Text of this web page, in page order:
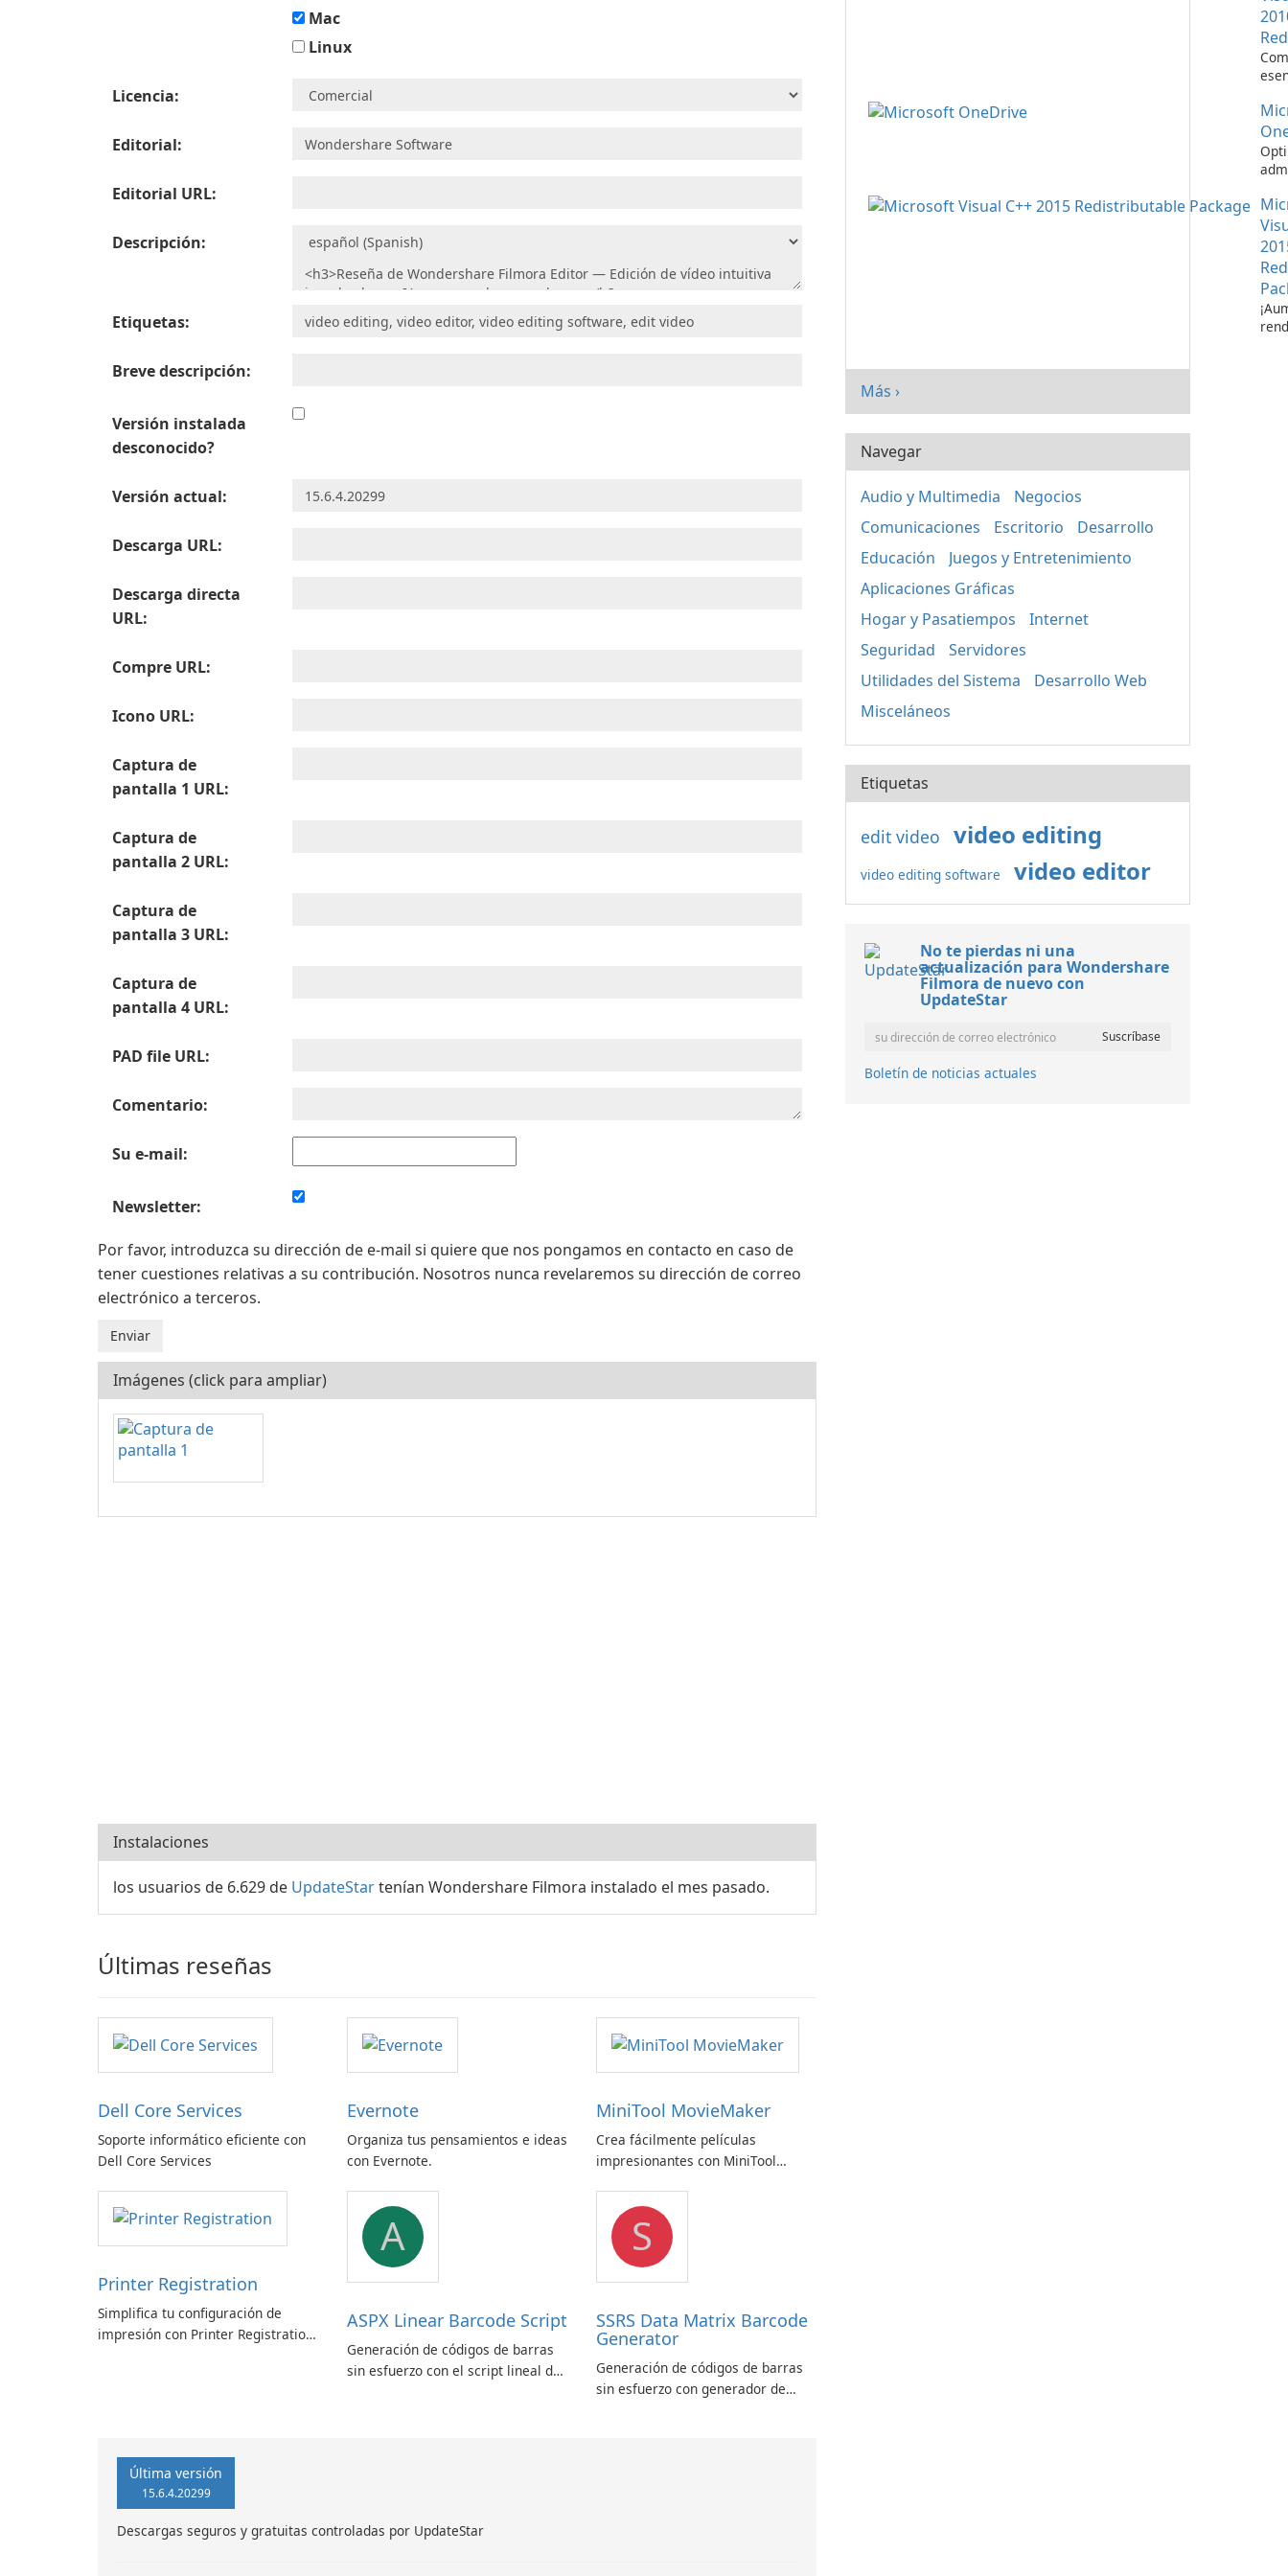
Mac
Linux
Licencia:
Editorial:
Editorial URL:
Descripción:
Etiquetas:
Breve descripción:
Versión instalada
desconocido?
Versión actual:
Descarga URL:
Descarga directa
URL:
Compre URL:
Icono URL:
Captura de
pantalla 1 URL:
Captura de
pantalla 2 URL:
Captura de
pantalla 3 URL:
Captura de
pantalla 4 URL:
PAD file URL:
Comentario:
Su e-mail:
Newsletter:
Por favor, introduzca su dirección de e-mail si quiere que nos pongamos en contacto en caso de
tener cuestiones relativas a su contribución. Nosotros nunca revelaremos su dirección de correo
electrónico a terceros.
Imágenes (click para ampliar)
Instalaciones
los usuarios de 6.629 de UpdateStartenían Wondershare Filmora instalado el mes pasado.
Últimas reseñas
Dell Core Services
Soporte informático eficiente con
Dell Core Services
Evernote
Organiza tus pensamientos e ideas
con Evernote.
MiniTool MovieMaker
Crea fácilmente películas
impresionantes con MiniTool
Printer Registration
Simplifica tu configuración de
impresión con Printer Registration
A
ASPX Linear Barcode Script
Generación de códigos de barras
sin esfuerzo con el script lineal de
S
SSRS Data Matrix Barcode
Generator
Generación de códigos de barras
sin esfuerzo con generador de
Última versión
15.6.4.20299
Descargas seguros y gratuitas controladas por UpdateStar
Más ›
Navegar
Audio y Multimedia
Negocios
Comunicaciones
Escritorio
Desarrollo
Educación
Juegos y Entretenimiento
Aplicaciones Gráficas
Hogar y Pasatiempos
Internet
Seguridad
Servidores
Utilidades del Sistema
Desarrollo Web
Misceláneos
Etiquetas
edit video video editing
video editing software video editor
No te pierdas ni una
actualización para Wondershare
Filmora de nuevo con
UpdateStar
Boletín de noticias actuales